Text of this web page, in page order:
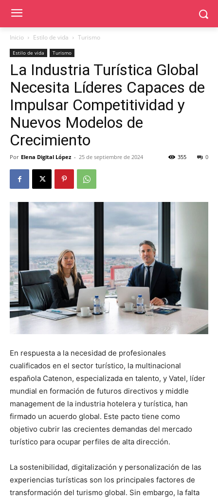
Inicio Estilo de vida Turismo
Estilo de vida Turismo
La Industria Turística Global
Necesita Líderes Capaces de
Impulsar Competitividad y
Nuevos Modelos de
Crecimiento
Por Elena Digital López - 25 de septiembre de 2024 0
355
En respuesta a la necesidad de profesionales
cualificados en el sector turístico, la multinacional
española Catenon, especializada en talento, y Vatel, líder
mundial en formación de futuros directivos y middle
management de la industria hotelera y turística, han
firmado un acuerdo global. Este pacto tiene como
objetivo cubrir las crecientes demandas del mercado
turístico para ocupar perfiles de alta dirección.
La sostenibilidad, digitalización y personalización de las
experiencias turísticas son los principales factores de
transformación del turismo global. Sin embargo, la falta